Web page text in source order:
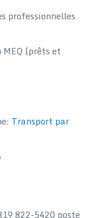
professionnelles
(prêts et
Transport par
822-5420 poste